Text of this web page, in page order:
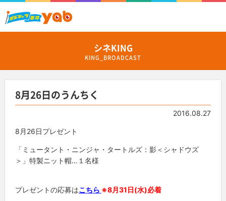
シネKING
KING_BROADCAST
8月26日のうんちく
2016.08.27
8月26日プレゼント
「ミュータント・ニンジャ・タートルズ：影＜シャドウズ
＞」特製ニット帽…１名様
プレゼントの応募はこちら ※8月31日(水)必着